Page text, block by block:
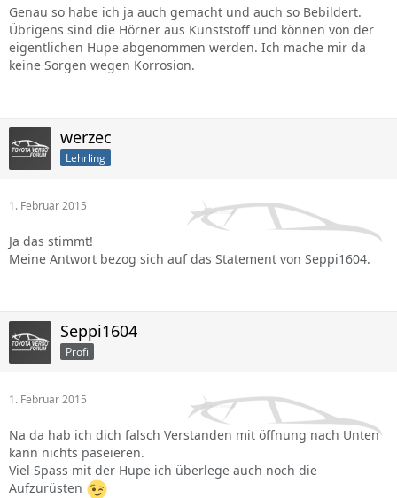
Genau so habe ich ja auch gemacht und auch so Bebildert.
Übrigens sind die Hörner aus Kunststoff und können von der
eigentlichen Hupe abgenommen werden. Ich mache mir da
keine Sorgen wegen Korrosion.
werzec
Lehrling
1. Februar 2015
Ja das stimmt!
Meine Antwort bezog sich auf das Statement von Seppi1604.
Seppi1604
Profi
1. Februar 2015
Na da hab ich dich falsch Verstanden mit öffnung nach Unten
kann nichts paseieren.
Viel Spass mit der Hupe ich überlege auch noch die
Aufzurüsten